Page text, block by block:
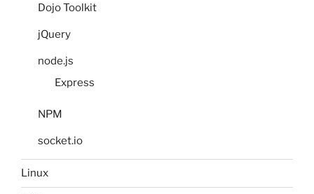
Dojo Toolkit
jQuery
node.js
Express
NPM
socket.io
Linux